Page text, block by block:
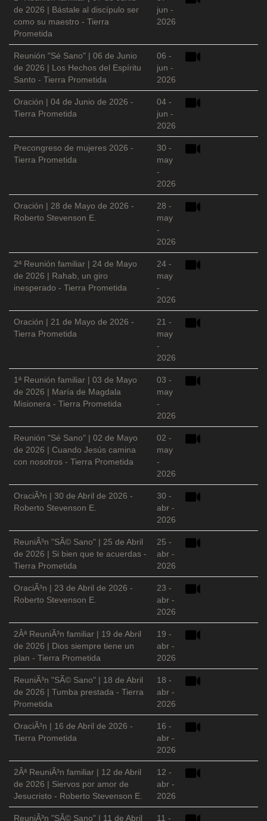
de 2026 | Bástale al discípulo ser
como su maestro - Tierra
Prometida
jun -
2026
Reunión "Sé Sano" | 06 de Junio
de 2026 | Los Hechos del Espíritu
Santo - Tierra Prometida
06 -
jun -
2026
Oración | 04 de Junio de 2026 -
Tierra Prometida
04 -
jun -
2026
Precongreso de mujeres 2026 -
Tierra Prometida
30 -
may
-
2026
Oración | 28 de Mayo de 2026 -
Roberto Stevenson E.
28 -
may
-
2026
2ª Reunión familiar | 24 de Mayo
de 2026 | Rahab, un giro
inesperado - Tierra Prometida
24 -
may
-
2026
Oración | 21 de Mayo de 2026 -
Tierra Prometida
21 -
may
-
2026
1ª Reunión familiar | 03 de Mayo
de 2026 | María de Magdala
Misionera - Tierra Prometida
03 -
may
-
2026
Reunión "Sé Sano" | 02 de Mayo
de 2026 | Cuando Jesús camina
con nosotros - Tierra Prometida
02 -
may
-
2026
OraciÃ³n | 30 de Abril de 2026 -
Roberto Stevenson E.
30 -
abr -
2026
ReuniÃ³n "SÃ© Sano" | 25 de Abril
de 2026 | Si bien que te acuerdas -
Tierra Prometida
25 -
abr -
2026
OraciÃ³n | 23 de Abril de 2026 -
Roberto Stevenson E.
23 -
abr -
2026
2Âª ReuniÃ³n familiar | 19 de Abril
de 2026 | Dios siempre tiene un
plan - Tierra Prometida
19 -
abr -
2026
ReuniÃ³n "SÃ© Sano" | 18 de Abril
de 2026 | Tumba prestada - Tierra
Prometida
18 -
abr -
2026
OraciÃ³n | 16 de Abril de 2026 -
Tierra Prometida
16 -
abr -
2026
2Âª ReuniÃ³n familiar | 12 de Abril
de 2026 | Siervos por amor de
Jesucristo - Roberto Stevenson E.
12 -
abr -
2026
ReuniÃ³n "SÃ© Sano" | 11 de Abril 11 -